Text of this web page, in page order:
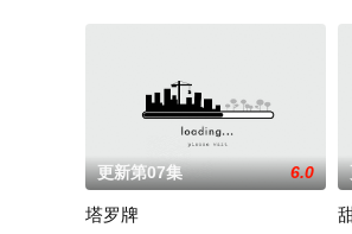
更新第07集 6.0
塔罗牌